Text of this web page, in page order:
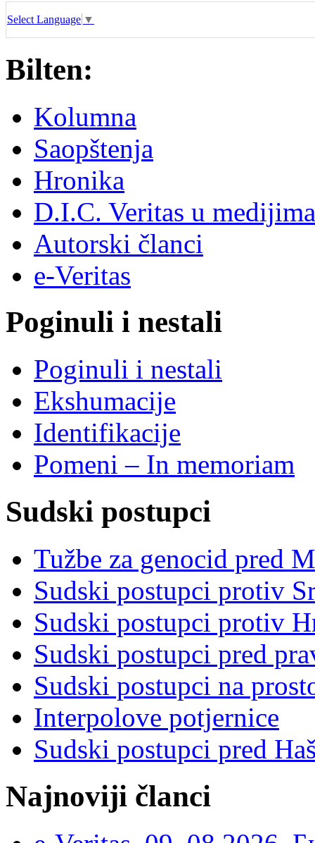
Select Language ▼
Bilten:
Kolumna
Saopštenja
Hronika
D.I.C. Veritas u medijima
Autorski članci
e-Veritas
Poginuli i nestali
Poginuli i nestali
Ekshumacije
Identifikacije
Pomeni – In memoriam
Sudski postupci
Tužbe za genocid pred
Sudski postupci protiv
Sudski postupci protiv
Sudski postupci pred
Sudski postupci na
Interpolove potjernice
Sudski postupci pred
Najnoviji članci